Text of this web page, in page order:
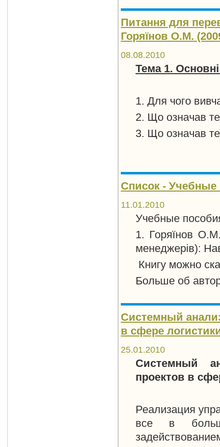
Питання для
Горяїнов О.М.
08.08.2010
Тема 1.
1. Для чого
2. Що означав
3. Що означав
Список - Учебные
11.01.2010
Учебные
1. Горяїнов О.М.
менеджерів):
Книгу можно
Больше об
Системный
в сфере
25.01.2010
Системный
проектов в
Реализация
все в